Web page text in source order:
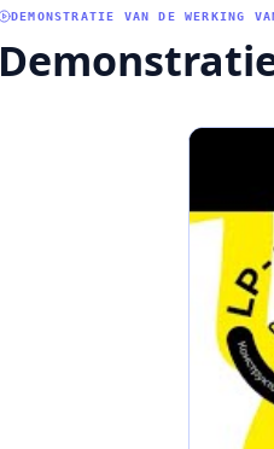
DEMONSTRATIE VAN DE WERKING